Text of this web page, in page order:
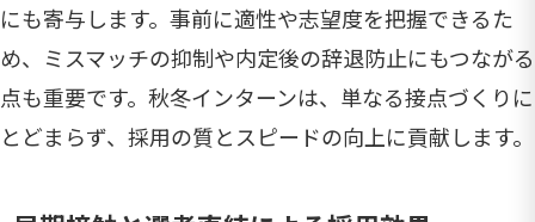
にも寄与します。事前に適性や志望度を把握できるた
め、ミスマッチの抑制や内定後の辞退防止にもつながる
点も重要です。秋冬インターンは、単なる接点づくりに
とどまらず、採用の質とスピードの向上に貢献します。